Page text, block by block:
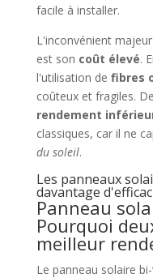
facile à installer.
L'inconvénient
est son coût élevé.
l'utilisation de fibres
coûteux et fragiles.
rendement
classiques, car il ne
du soleil.
Les panneaux
davantage
Panneau
Pourquoi
meilleur
Le panneau solaire